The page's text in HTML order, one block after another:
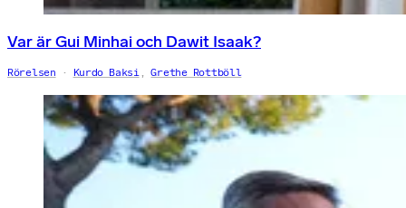
Var är Gui Minhai och Dawit Isaak?
Rörelsen Kurdo Baksi,Grethe Rottböll